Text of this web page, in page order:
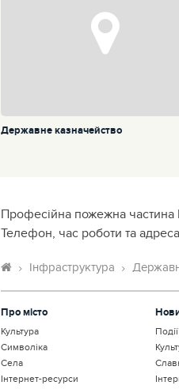
Державне казначейство
Професійна пожежна
Телефон, час роботи та
Інфраструктура
Про місто
Культура
Символіка
Села
Інтернет-ресурси